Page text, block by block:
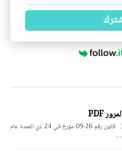
قانون رقم 26-09 يتضمن قانون المرور PDF قانون رقم 26-09 مؤرخ في 24 ذي القعدة عام